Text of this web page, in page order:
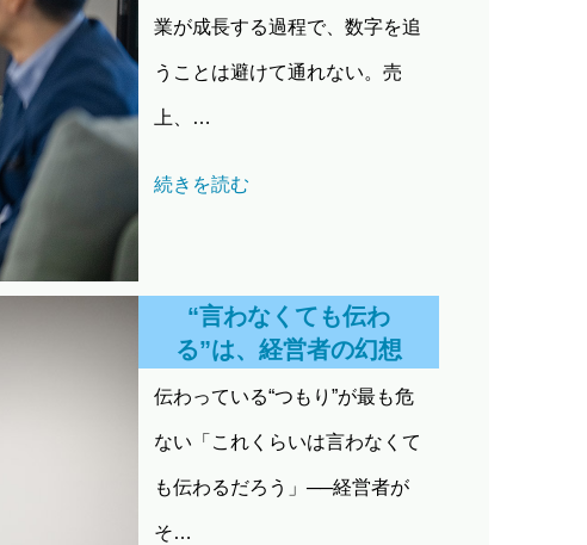
業が成長する過程で、数字を追
うことは避けて通れない。売
上、…
続きを読む
“言わなくても伝わ
る”は、経営者の幻想
伝わっている“つもり”が最も危
ない「これくらいは言わなくて
も伝わるだろう」──経営者が
そ…